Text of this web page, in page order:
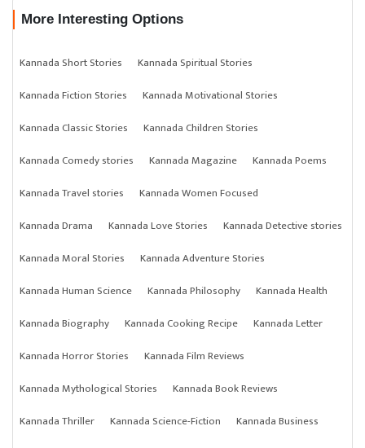
More Interesting Options
Kannada Short Stories
Kannada Spiritual Stories
Kannada Fiction Stories
Kannada Motivational Stories
Kannada Classic Stories
Kannada Children Stories
Kannada Comedy stories
Kannada Magazine
Kannada Poems
Kannada Travel stories
Kannada Women Focused
Kannada Drama
Kannada Love Stories
Kannada Detective stories
Kannada Moral Stories
Kannada Adventure Stories
Kannada Human Science
Kannada Philosophy
Kannada Health
Kannada Biography
Kannada Cooking Recipe
Kannada Letter
Kannada Horror Stories
Kannada Film Reviews
Kannada Mythological Stories
Kannada Book Reviews
Kannada Thriller
Kannada Science-Fiction
Kannada Business